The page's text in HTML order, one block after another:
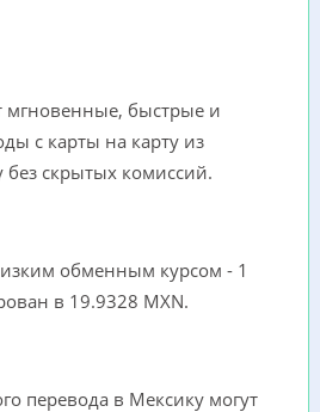
мгновенные, быстрые и
с карты на карту из
скрытых комиссий.
обменным курсом - 1
в 19.9328 MXN.
перевода в Мексику могут